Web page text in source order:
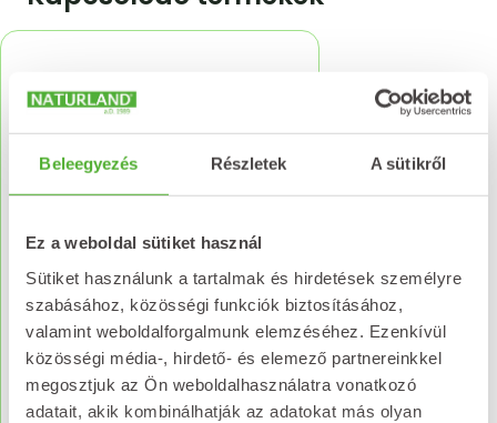
Beleegyezés Részletek A sütikről
Ez a weboldal sütiket használ
Sütiket használunk a tartalmak és hirdetések személyre
szabásához, közösségi funkciók biztosításához,
valamint weboldalforgalmunk elemzéséhez. Ezenkívül
közösségi média-, hirdető- és elemező partnereinkkel
megosztjuk az Ön weboldalhasználatra vonatkozó
adatait, akik kombinálhatják az adatokat más olyan
NATURLAND
Kamillavirágzat tea
tasakos 100g